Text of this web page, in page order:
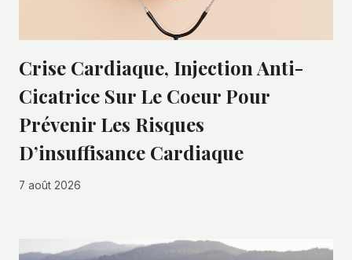
Crise Cardiaque, Injection Anti-
Cicatrice Sur Le Coeur Pour
Prévenir Les Risques
D’insuffisance Cardiaque
7 août 2026